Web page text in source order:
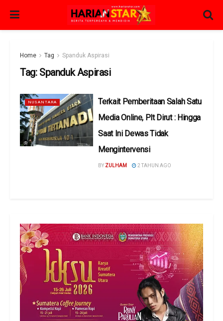
Home Tag Spanduk Aspirasi
Tag: Spanduk Aspirasi
NUSANTARA
Terkait Pemberitaan Salah Satu
Media Online, Plt Dirut : Hingga
Saat Ini Dewas Tidak
Mengintervensi
BY ZULHAM 2 TAHUN AGO